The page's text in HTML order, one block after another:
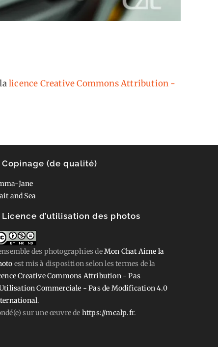
licence Creative Commons Attribution -
Copinage (de qualité)
Jane
and Sea
Licence d’utilisation des photos
des photographiesdeMon Chat Aime la
est mis à disposition selon les termes de la
Creative Commons Attribution - Pas
Commerciale - Pas de Modification 4.0
.
sur une œuvre de https://mcalp.fr.